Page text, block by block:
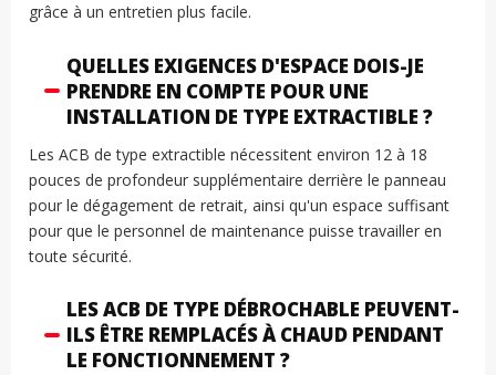
grâce à un entretien plus facile.
QUELLES EXIGENCES D'ESPACE DOIS-JE
PRENDRE EN COMPTE POUR UNE
INSTALLATION DE TYPE EXTRACTIBLE ?
Les ACB de type extractible nécessitent environ 12 à 18
pouces de profondeur supplémentaire derrière le panneau
pour le dégagement de retrait, ainsi qu'un espace suffisant
pour que le personnel de maintenance puisse travailler en
toute sécurité.
LES ACB DE TYPE DÉBROCHABLE PEUVENT-
ILS ÊTRE REMPLACÉS À CHAUD PENDANT
LE FONCTIONNEMENT ?